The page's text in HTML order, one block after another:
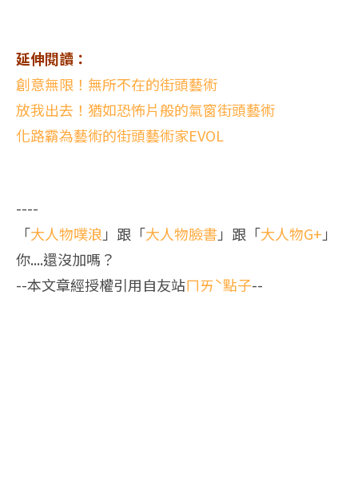
延伸閱讀：
創意無限！無所不在的街頭藝術
放我出去！猶如恐怖片般的氣窗街頭藝術
化路霸為藝術的街頭藝術家EVOL
----
「大人物噗浪 」跟「大人物臉書」跟「大人物G+ 」
你....還沒加嗎？
--本文章經授權引用自友站ㄇㄞˋ點子--